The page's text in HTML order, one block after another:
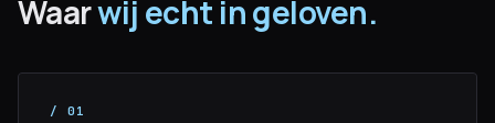
Waarwij echt in geloven.
/ 01